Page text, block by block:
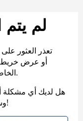
لم
تعذر العثور
الخاصة بنا لمساعدتك في العثور على ما تريد.
هل لديك أي مشكلة
وسنعاود التواصل معك. شكرًا على صبرك!